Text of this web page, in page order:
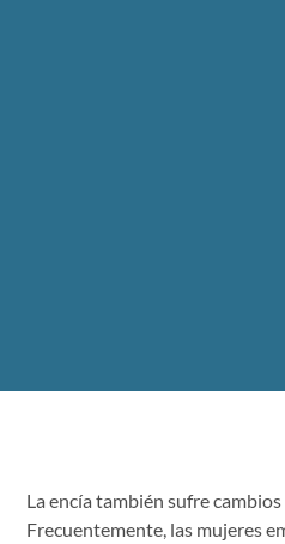
La encía también sufre
Frecuentemente, las mujeres